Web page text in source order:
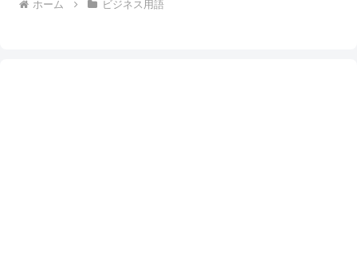
ホーム ビジネス用語